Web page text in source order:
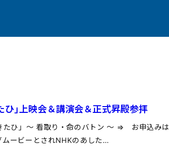
ひ」上映会＆講演会＆正式昇殿参拝
たひ」～ 看取り・命のバトン ～ ⇒ お申込みは
ービーとされNHKのあした…